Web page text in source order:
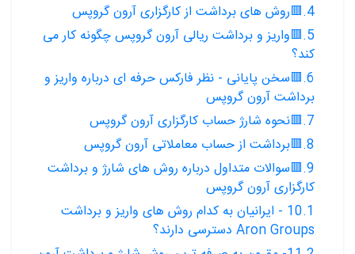
4.🟥روش های برداشت از کارگزاری آرون گروپس
5.🟥واریز و برداشت ریالی آرون گروپس چگونه کار می
کند؟
6.🟥سخن پایانی - نظر فارکس حرفه ای درباره واریز و
برداشت آرون گروپس
7.🟥نحوه شارژ حساب کارگزاری آرون گروپس
8.🟥برداشت از حساب معاملاتی آرون گروپس
9.🟥سوالات متداول درباره روش های شارژ و برداشت
کارگزاری آرون گروپس
10.1 - ایرانیان به کدام روش های واریز و برداشت
Aron Groups دسترسی دارند؟